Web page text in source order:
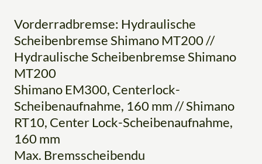
Vorderradbremse: Hydraulische
Scheibenbremse Shimano MT200 //
Hydraulische Scheibenbremse Shimano
MT200
Shimano EM300, Centerlock-
Scheibenaufnahme, 160 mm // Shimano
RT10, Center Lock-Scheibenaufnahme,
160 mm
Max. Bremsscheibendu